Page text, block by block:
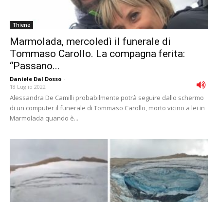
Thiene
Marmolada, mercoledì il funerale di
Tommaso Carollo. La compagna ferita:
“Passano...
Daniele Dal Dosso -
18 Luglio 2022
Alessandra De Camilli probabilmente potrà seguire dallo schermo
di un computer il funerale di Tommaso Carollo, morto vicino a lei in
Marmolada quando è...